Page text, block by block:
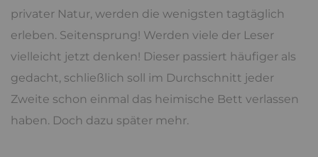
privater Natur, werden die wenigsten tagtäglich
erleben. Seitensprung! Werden viele der Leser
vielleicht jetzt denken! Dieser passiert häufiger als
gedacht, schließlich soll im Durchschnitt jeder
Zweite schon einmal das heimische Bett verlassen
haben. Doch dazu später mehr.